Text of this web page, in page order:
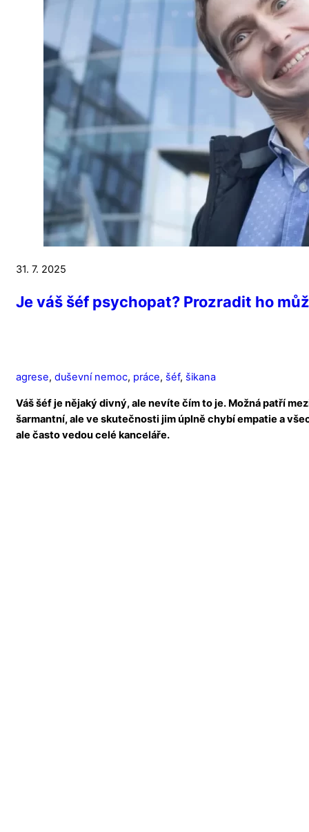
31. 7. 2025
Je váš šéf psychopat? Prozradit ho
agrese, duševní nemoc, práce, šéf, šikana
Váš šéf je nějaký divný, ale nevíte čím to je. Možná patří
šarmantní, ale ve skutečnosti jim úplně chybí empatie a
ale často vedou celé kanceláře.